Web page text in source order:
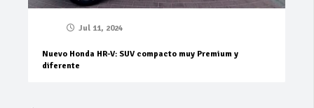
Jul 11, 2024
Nuevo Honda HR-V: SUV compacto muy Premium y
diferente